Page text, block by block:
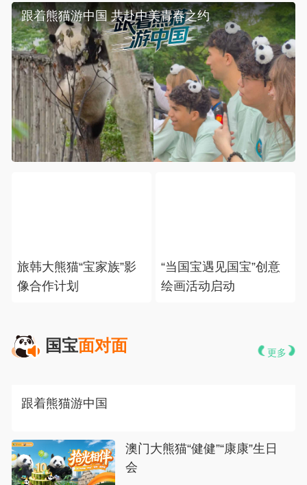
跟着熊猫游中国 共赴中美青春之约
旅韩大熊猫“宝家族”影
像合作计划
“当国宝遇见国宝”创意
绘画活动启动
国宝面对面 更多
跟着熊猫游中国
澳门大熊猫“健健”“康康”生日
会